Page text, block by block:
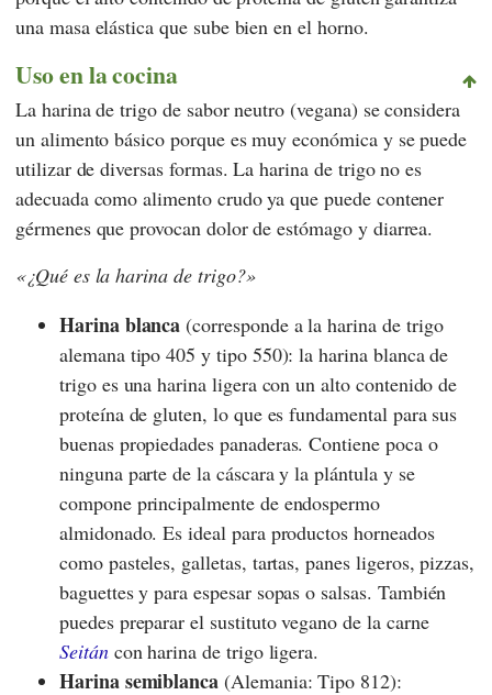
una masa elástica que sube bien en el horno.
Uso en la cocina
La harina de trigo de sabor neutro (vegana) se considera
un alimento básico porque es muy económica y se puede
utilizar de diversas formas. La harina de trigo no es
adecuada como alimento crudo ya que puede contener
gérmenes que provocan dolor de estómago y diarrea.
¿Qué es la harina de trigo?
Harina blanca (corresponde a la harina de trigo
alemana tipo 405 y tipo 550): la harina blanca de
trigo es una harina ligera con un alto contenido de
proteína de gluten, lo que es fundamental para sus
buenas propiedades panaderas. Contiene poca o
ninguna parte de la cáscara y la plántula y se
compone principalmente de endospermo
almidonado. Es ideal para productos horneados
como pasteles, galletas, tartas, panes ligeros, pizzas,
baguettes y para espesar sopas o salsas. También
puedes preparar el sustituto vegano de la carne
Seitáncon harina de trigo ligera.
Harina semiblanca (Alemania: Tipo 812):